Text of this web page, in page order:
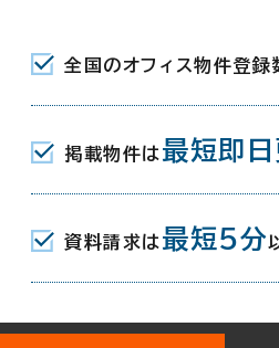
(南海高野線) 5分
(JR) 通天閣口(東口) 8分
全国のオフィス物件登録
掲載物件は 最短即
資料請求は 最短5分